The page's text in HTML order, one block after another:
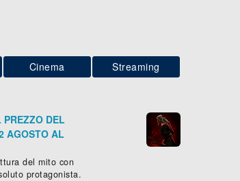
Cinema Streaming
PREZZO DEL
AGOSTO AL
del mito con
protagonista.